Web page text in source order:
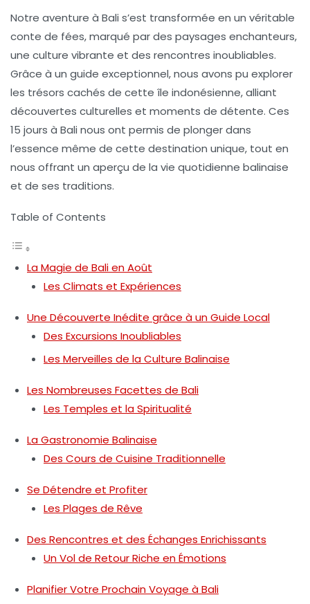
Notre aventure à Bali s’est transformée en un véritable
conte de fées, marqué par des paysages enchanteurs,
une culture vibrante et des rencontres inoubliables.
Grâce à un guide exceptionnel, nous avons pu explorer
les trésors cachés de cette île indonésienne, alliant
découvertes culturelles et moments de détente. Ces
15 jours à Bali nous ont permis de plonger dans
l’essence même de cette destination unique, tout en
nous offrant un aperçu de la vie quotidienne balinaise
et de ses traditions.
Table of Contents
La Magie de Bali en Août
Les Climats et Expériences
Une Découverte Inédite grâce à un Guide Local
Des Excursions Inoubliables
Les Merveilles de la Culture Balinaise
Les Nombreuses Facettes de Bali
Les Temples et la Spiritualité
La Gastronomie Balinaise
Des Cours de Cuisine Traditionnelle
Se Détendre et Profiter
Les Plages de Rêve
Des Rencontres et des Échanges Enrichissants
Un Vol de Retour Riche en Émotions
Planifier Votre Prochain Voyage à Bali